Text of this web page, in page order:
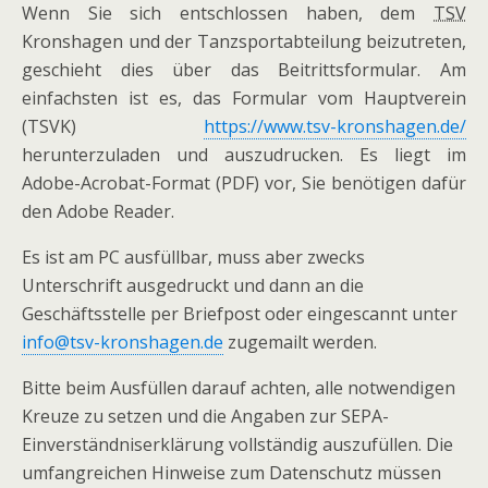
Wenn Sie sich entschlossen haben, dem TSV
Kronshagen und der Tanzsportabteilung beizutreten,
geschieht dies über das Beitrittsformular. Am
einfachsten ist es, das Formular vom Hauptverein
(TSVK) https://www.tsv-kronshagen.de/
herunterzuladen und auszudrucken. Es liegt im
Adobe-Acrobat-Format (PDF) vor, Sie benötigen dafür
den Adobe Reader.
Es ist am PC ausfüllbar, muss aber zwecks
Unterschrift ausgedruckt und dann an die
Geschäftsstelle per Briefpost oder eingescannt unter
info@tsv-kronshagen.de zugemailt werden.
Bitte beim Ausfüllen darauf achten, alle notwendigen
Kreuze zu setzen und die Angaben zur SEPA-
Einverständniserklärung vollständig auszufüllen. Die
umfangreichen Hinweise zum Datenschutz müssen